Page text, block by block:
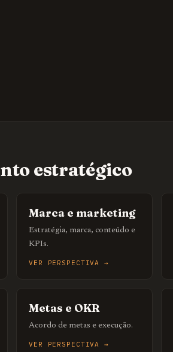
estratégico
Marca e marketing
Estratégia, marca, conteúdo e
KPIs.
VER PERSPECTIVA →
Metas e OKR
Acordo de metas e execução.
VER PERSPECTIVA →